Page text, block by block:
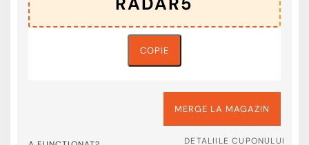
COPIE
MERGE LA MAGAZIN
DETALIILE CUPONULUI